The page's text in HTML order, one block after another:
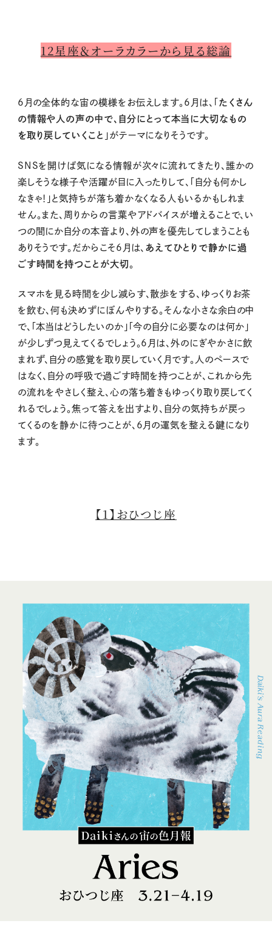
12星座＆オーラカラーから見る総論
6月の全体的な宙の模様をお伝えします。6月は、「 たくさん
の情報や人の声の中で、自分にとって本当に大切なもの
を取り戻していくこと 」がテーマになりそうです。
SNSを開けば気になる情報が次々に流れてきたり、誰かの
楽しそうな様子や活躍が目に入ったりして、「自分も何かし
なきゃ！」と気持ちが落ち着かなくなる人もいるかもしれま
せん。また、周りからの言葉やアドバイスが増えることで、い
つの間にか自分の本音より、外の声を優先してしまうことも
ありそうです。だからこそ6月は、 あえてひとりで静かに過
ごす時間を持つことが大切。
スマホを見る時間を少し減らす、散歩をする、ゆっくりお茶
を飲む、何も決めずにぼんやりする。そんな小さな余白の中
で、「本当はどうしたいのか」「今の自分に必要なのは何か」
が少しずつ見えてくるでしょう。6月は、外のにぎやかさに飲
まれず、自分の感覚を取り戻していく月です。人のペースで
はなく、自分の呼吸で過ごす時間を持つことが、これから先
の流れをやさしく整え、心の落ち着きもゆっくり取り戻してく
れるでしょう。焦って答えを出すより、自分の気持ちが戻っ
てくるのを静かに待つことが、6月の運気を整える鍵になり
ます。
【1】おひつじ座